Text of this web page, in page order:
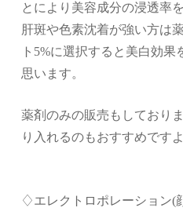
とにより美容成分の浸透率
肝斑や色素沈着が強い方は
ト 5%に選択すると美白効果
思います。
薬剤のみの販売もしており
り入れるのもおすすめですよ
♢エレクトロポレーション(